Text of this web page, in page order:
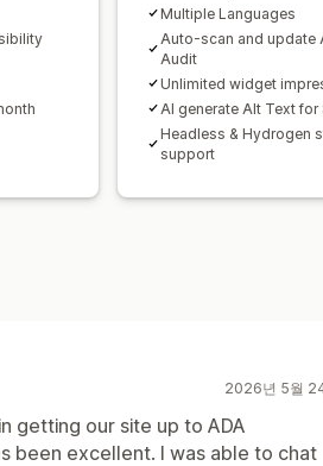
Multiple Languages
Auto-scan and update
Audit
Unlimited widget
AI generate Alt Text for
Headless & Hydrogen
support
2026년 5월
getting our site up to ADA
been excellent. I was able to chat